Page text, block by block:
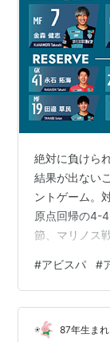
絶対に負けら
結果が出ない
ントゲーム。
原点回帰の4-
節、マリノス
金森先発。マ
ベンチ外。怪
タート。前、
帰。 前半序盤
#アビスパ #
87年生ま